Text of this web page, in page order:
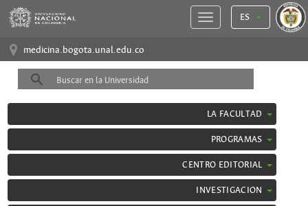
ES
medicina.bogota.unal.edu.co
LA FACULTAD
PROGRAMAS
CENTRO EDITORIAL
INVESTIGACION